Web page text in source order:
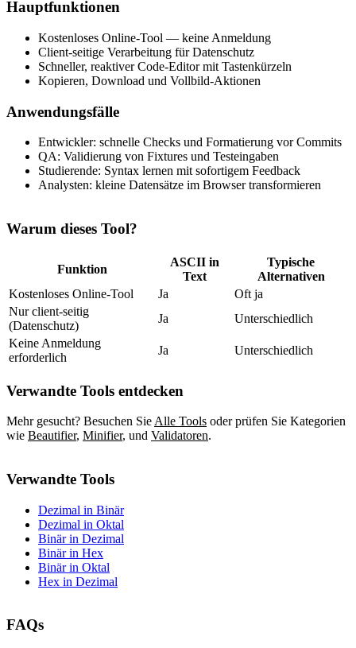
Hauptfunktionen
Kostenloses Online‑Tool — keine Anmeldung
Client‑seitige Verarbeitung für Datenschutz
Schneller, reaktiver Code‑Editor mit Tastenkürzeln
Kopieren, Download und Vollbild‑Aktionen
Anwendungsfälle
Entwickler: schnelle Checks und Formatierung vor Commits
QA: Validierung von Fixtures und Testeingaben
Studierende: Syntax lernen mit sofortigem Feedback
Analysten: kleine Datensätze im Browser transformieren
Warum dieses Tool?
Funktion
ASCII in
Text
Typische
Alternativen
Kostenloses Online‑Tool
Ja
Oft ja
Nur client‑seitig
(Datenschutz)
Ja
Unterschiedlich
Keine Anmeldung
erforderlich
Ja Unterschiedlich
Verwandte Tools entdecken
Mehr gesucht? Besuchen Sie Alle Tools oder prüfen Sie Kategorien
wie Beautifier, Minifier, und Validatoren.
Verwandte Tools
Dezimal in Binär
Dezimal in Oktal
Binär in Dezimal
Binär in Hex
Binär in Oktal
Hex in Dezimal
FAQs